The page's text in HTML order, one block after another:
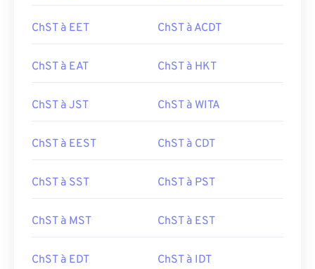
ChST à EET ChST à ACDT
ChST à EAT ChST à HKT
ChST à JST ChST à WITA
ChST à EEST ChST à CDT
ChST à SST ChST à PST
ChST à MST ChST à EST
ChST à EDT ChST à IDT